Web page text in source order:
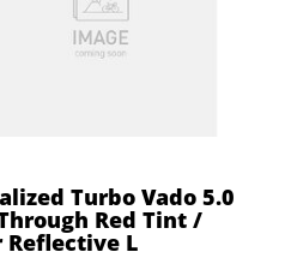
Turbo Vado 5.0
Red Tint /
Reflective L